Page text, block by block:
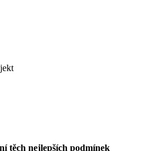
těch nejlepších podmínek